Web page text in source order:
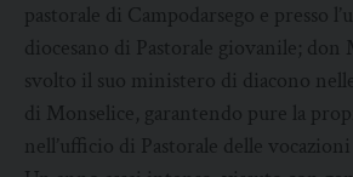
pastorale di Campodarsego e presso
diocesano di Pastorale giovanile; don
svolto il suo ministero di diacono
di Monselice, garantendo pure la
nell’ufficio di Pastorale delle vocazioni